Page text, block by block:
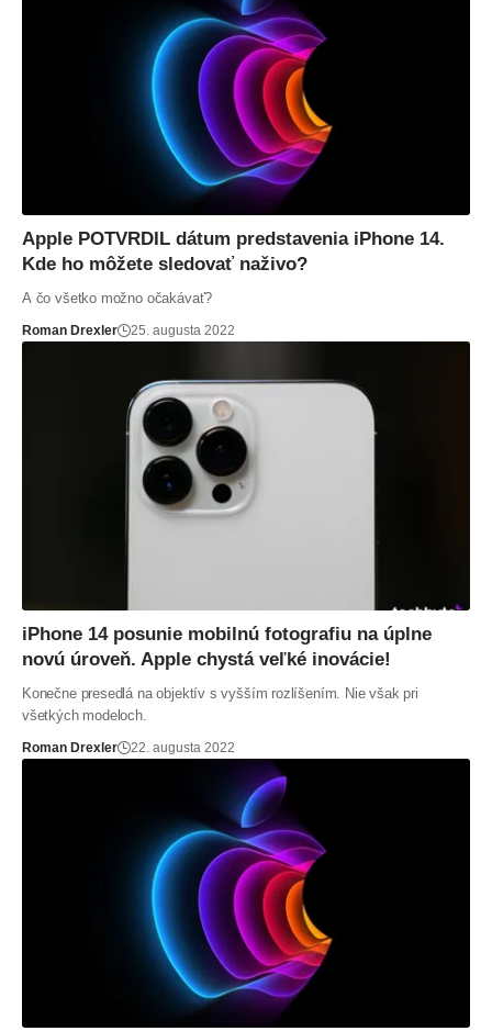
Apple POTVRDIL dátum predstavenia iPhone 14.
Kde ho môžete sledovať naživo?
A čo všetko možno očakávať?
Roman Drexler 25. augusta 2022
iPhone 14 posunie mobilnú fotografiu na úplne
novú úroveň. Apple chystá veľké inovácie!
Konečne presedlá na objektív s vyšším rozlíšením. Nie však pri
všetkých modeloch.
Roman Drexler 22. augusta 2022